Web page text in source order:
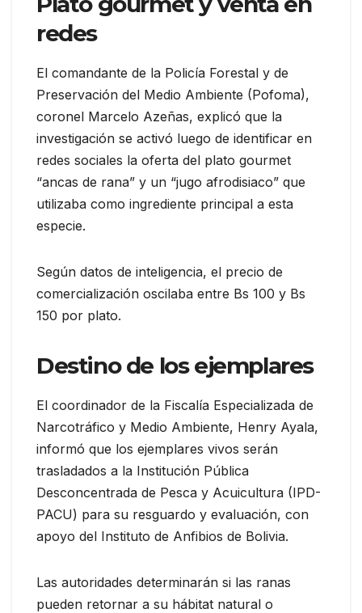
redes
El comandante de la Policía Forestal y de
Preservación del Medio Ambiente (Pofoma),
coronel Marcelo Azeñas, explicó que la
investigación se activó luego de identificar en
redes sociales la oferta del plato gourmet
“ancas de rana” y un “jugo afrodisiaco” que
utilizaba como ingrediente principal a esta
especie.
Según datos de inteligencia, el precio de
comercialización oscilaba entre Bs 100 y Bs
150 por plato.
Destino de los ejemplares
El coordinador de la Fiscalía Especializada de
Narcotráfico y Medio Ambiente, Henry Ayala,
informó que los ejemplares vivos serán
trasladados a la Institución Pública
Desconcentrada de Pesca y Acuicultura (IPD-
PACU) para su resguardo y evaluación, con
apoyo del Instituto de Anfibios de Bolivia.
Las autoridades determinarán si las ranas
pueden retornar a su hábitat natural o